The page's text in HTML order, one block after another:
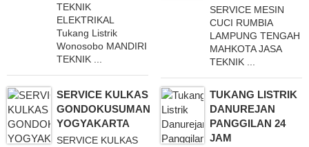
TEKNIK
ELEKTRIKAL
Tukang Listrik
Wonosobo MANDIRI
TEKNIK ...
SERVICE MESIN
CUCI RUMBIA
LAMPUNG TENGAH
MAHKOTA JASA
TEKNIK ...
SERVICE KULKAS
GONDOKUSUMAN
YOGYAKARTA
SERVICE KULKAS
TUKANG LISTRIK
DANUREJAN
PANGGILAN 24
JAM